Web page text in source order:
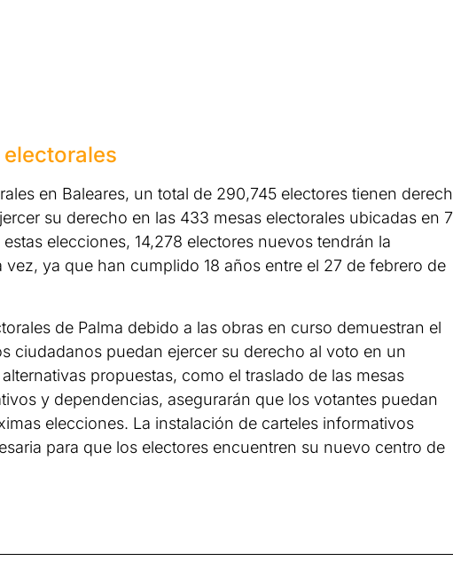
en Baleares, un total de 290,745 electores tienen
su derecho en las 433 mesas electorales ubicadas en
elecciones, 14,278 electores nuevos tendrán la
ya que han cumplido 18 años entre el 27 de febrero de
de Palma debido a las obras en curso demuestran el
ciudadanos puedan ejercer su derecho al voto en un
propuestas, como el traslado de las mesas
y dependencias, asegurarán que los votantes puedan
elecciones. La instalación de carteles informativos
para que los electores encuentren su nuevo centro de